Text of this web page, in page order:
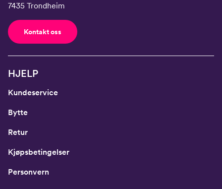
7435 Trondheim
Kontakt oss
HJELP
Kundeservice
Bytte
Retur
Kjøpsbetingelser
Personvern